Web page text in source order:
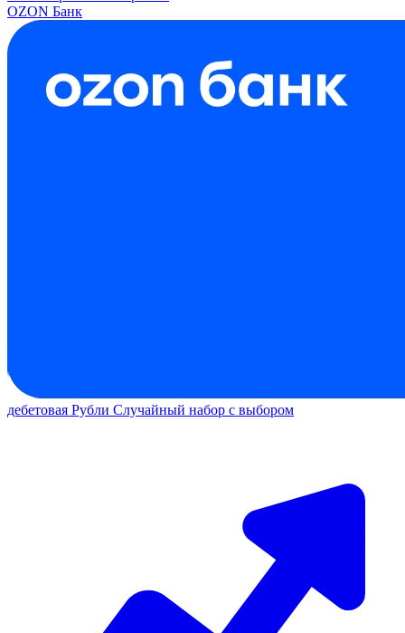
OZON Банк
дебетовая Рубли Случайный набор с выбором